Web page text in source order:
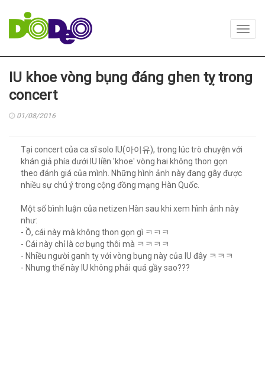
IU khoe vòng bụng đáng ghen tỵ trong
concert
01/08/2016
Tại concert của ca sĩ solo IU(아이유), trong lúc trò chuyện với
khán giả phía dưới IU liền 'khoe' vòng hai không thon gọn
theo đánh giá của mình. Những hình ảnh này đang gây được
nhiều sự chú ý trong cộng đồng mạng Hàn Quốc.
Một số bình luận của netizen Hàn sau khi xem hình ảnh này
như:
- Ồ, cái này mà không thon gọn gì ㅋㅋㅋ
- Cái này chỉ là cơ bụng thôi mà ㅋㅋㅋㅋ
- Nhiều người ganh tỵ với vòng bụng này của IU đây ㅋㅋㅋ
- Nhưng thế này IU không phải quá gầy sao???